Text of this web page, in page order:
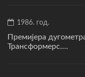
1986. год.
Премијера
Трансформерс....